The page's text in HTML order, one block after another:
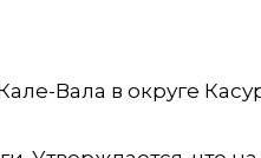
Вала в округе